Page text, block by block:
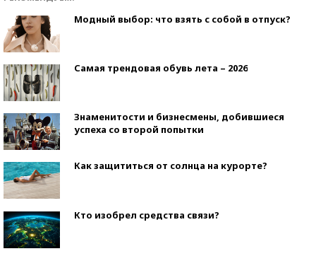
Модный выбор: что взять с собой в отпуск?
Самая трендовая обувь лета – 2026
Знаменитости и бизнесмены, добившиеся
успеха со второй попытки
Как защититься от солнца на курорте?
Кто изобрел средства связи?